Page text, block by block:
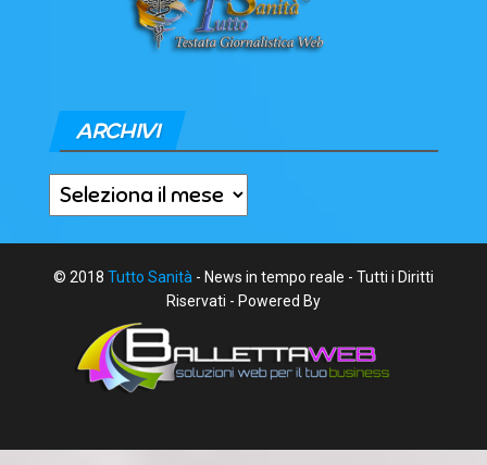
ARCHIVI
Archivi
© 2018 Tutto Sanità - News in tempo reale - Tutti i Diritti
Riservati - Powered By